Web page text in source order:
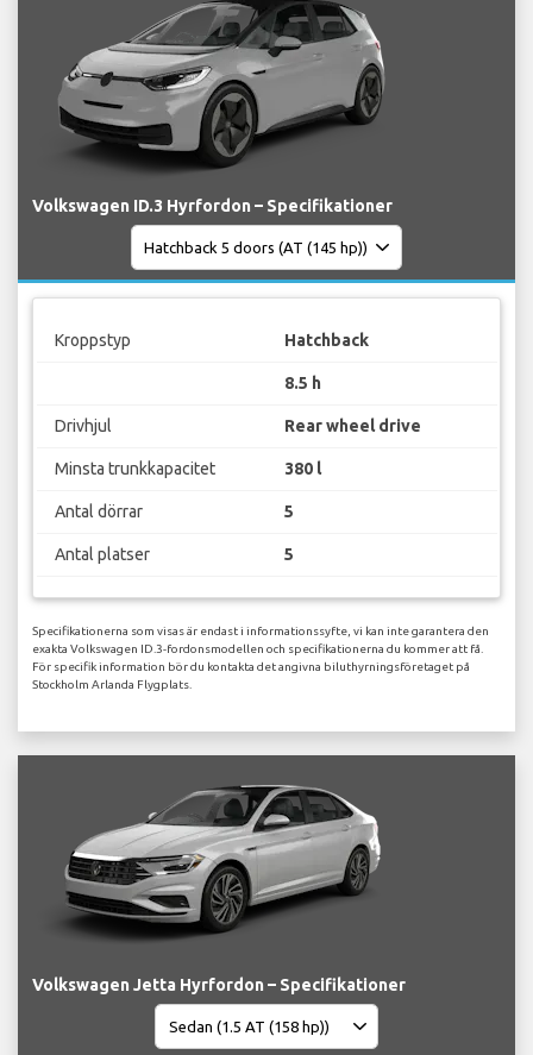
Volkswagen ID.3 Hyrfordon – Specifikationer
Kroppstyp Hatchback
8.5 h
Drivhjul Rear wheel drive
Minsta trunkkapacitet 380 l
Antal dörrar 5
Antal platser 5
Specifikationerna som visas är endast i informationssyfte, vi kan inte garantera den
exakta Volkswagen ID.3-fordonsmodellen och specifikationerna du kommer att få.
För specifik information bör du kontakta det angivna biluthyrningsföretaget på
Stockholm Arlanda Flygplats.
Volkswagen Jetta Hyrfordon – Specifikationer